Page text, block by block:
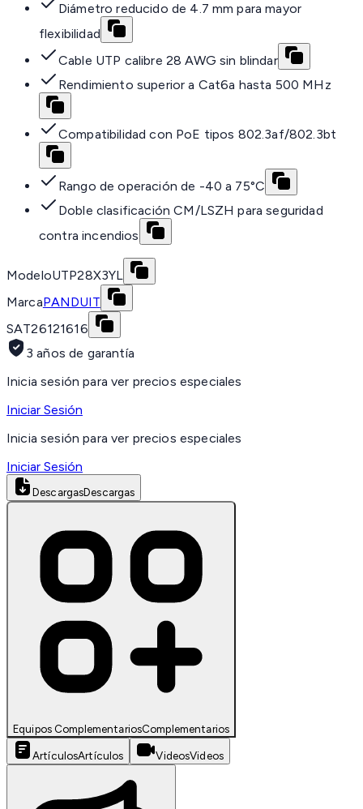
Diámetro reducido de 4.7 mm para mayor
flexibilidad
Cable UTP calibre 28 AWG sin blindar
Rendimiento superior a Cat6a hasta 500 MHz
Compatibilidad con PoE tipos 802.3af/802.3bt
Rango de operación de -40 a 75°C
Doble clasificación CM/LSZH para seguridad
contra incendios
ModeloUTP28X3YL
MarcaPANDUIT
SAT26121616
3 años de garantía
Inicia sesión para ver precios especiales
Iniciar Sesión
Inicia sesión para ver precios especiales
Iniciar Sesión
DescargasDescargas
Equipos ComplementariosComplementarios
ArtículosArtículos VideosVideos